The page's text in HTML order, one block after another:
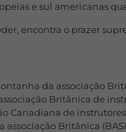
e sul americanas
encontra o prazer
da associação
Britânica de
Canadiana de instrutores
associação Britânica